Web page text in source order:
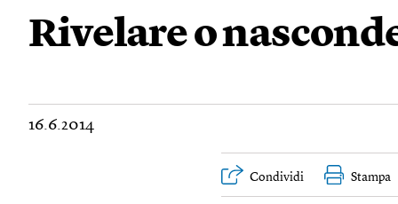
Rivelare o
16.6.2014
Condividi Stampa